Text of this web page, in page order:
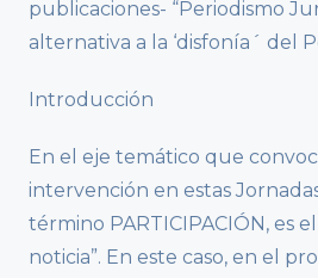
publicaciones- “Periodismo
alternativa a la ‘disfonía´ del
Introducción
En el eje temático que
intervención en estas
término PARTICIPACIÓN, es
noticia”. En este caso, en el